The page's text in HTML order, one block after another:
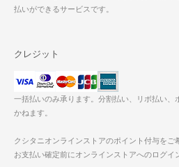
払いができるサービスです。
クレジット
一括払いのみ承ります。分割払い、リボ払い、
かねます。
クシタニオンラインストアのポイント付与をご
お支払い確定前にオンラインストアへのログイ